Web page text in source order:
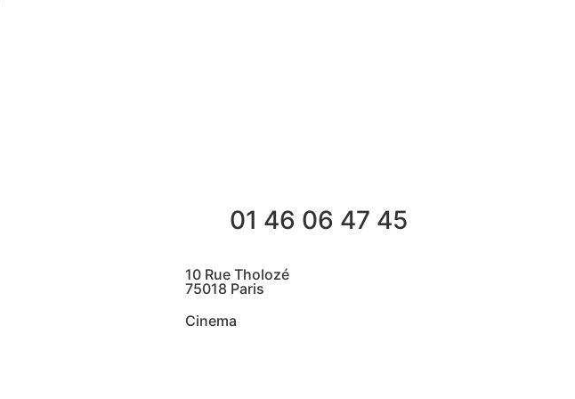
01 46 06 47 45
10 Rue Tholozé
75018 Paris
Cinema